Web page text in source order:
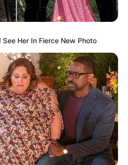
Malam
yang Bikin
See Her In Fierce New Photo